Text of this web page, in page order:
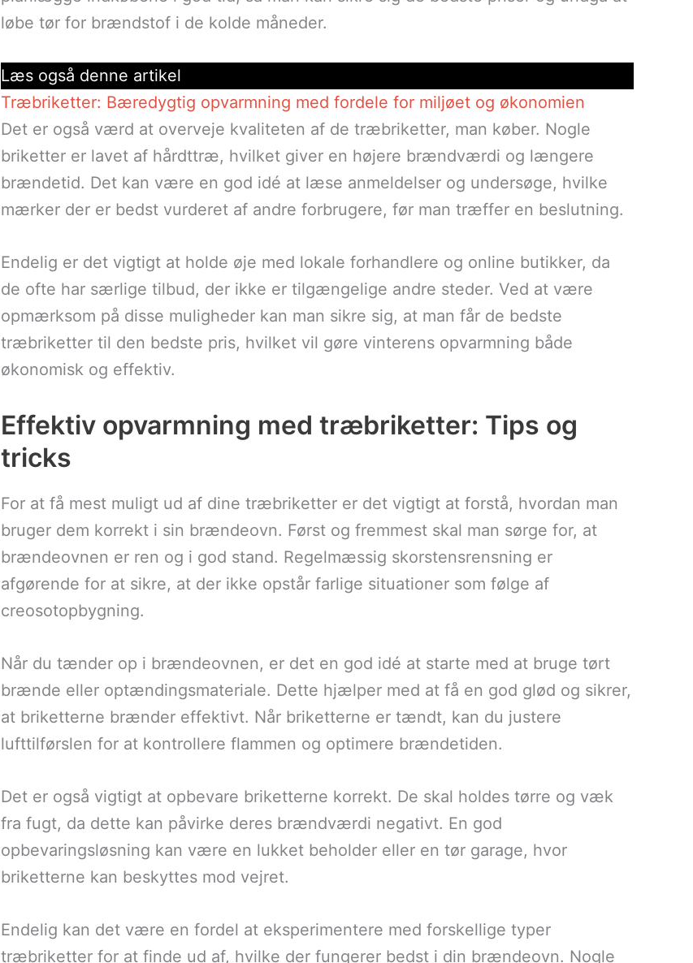
løbe tør for brændstof i de kolde måneder.
Læs også denne artikel
Træbriketter: Bæredygtig opvarmning med fordele for miljøet og økonomien
Det er også værd at overveje kvaliteten af de træbriketter, man køber. Nogle
briketter er lavet af hårdttræ, hvilket giver en højere brændværdi og længere
brændetid. Det kan være en god idé at læse anmeldelser og undersøge, hvilke
mærker der er bedst vurderet af andre forbrugere, før man træffer en beslutning.
Endelig er det vigtigt at holde øje med lokale forhandlere og online butikker, da
de ofte har særlige tilbud, der ikke er tilgængelige andre steder. Ved at være
opmærksom på disse muligheder kan man sikre sig, at man får de bedste
træbriketter til den bedste pris, hvilket vil gøre vinterens opvarmning både
økonomisk og effektiv.
Effektiv opvarmning med træbriketter: Tips og
tricks
For at få mest muligt ud af dine træbriketter er det vigtigt at forstå, hvordan man
bruger dem korrekt i sin brændeovn. Først og fremmest skal man sørge for, at
brændeovnen er ren og i god stand. Regelmæssig skorstensrensning er
afgørende for at sikre, at der ikke opstår farlige situationer som følge af
creosotopbygning.
Når du tænder op i brændeovnen, er det en god idé at starte med at bruge tørt
brænde eller optændingsmateriale. Dette hjælper med at få en god glød og sikrer,
at briketterne brænder effektivt. Når briketterne er tændt, kan du justere
lufttilførslen for at kontrollere flammen og optimere brændetiden.
Det er også vigtigt at opbevare briketterne korrekt. De skal holdes tørre og væk
fra fugt, da dette kan påvirke deres brændværdi negativt. En god
opbevaringsløsning kan være en lukket beholder eller en tør garage, hvor
briketterne kan beskyttes mod vejret.
Endelig kan det være en fordel at eksperimentere med forskellige typer
træbriketter for at finde ud af, hvilke der fungerer bedst i din brændeovn. Nogle